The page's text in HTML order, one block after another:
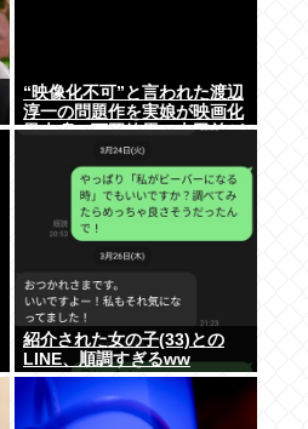
“映像化不可”と言われた渡辺
淳一の問題作を実娘が映画化
黒木瞳、西岡徳馬、吉田羊が
紹介された女の子(33)との
LINE、順調すぎるww